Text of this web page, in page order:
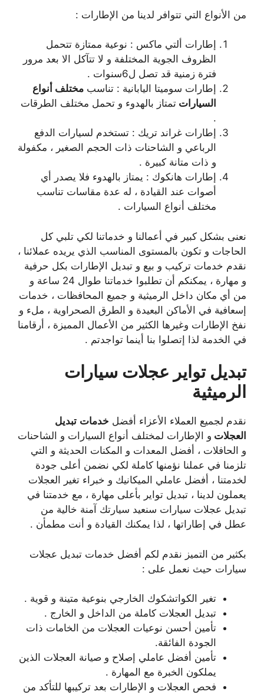
من الأنواع التي تتوافر لدينا من الإطارات :
إطارات ألتي ماكس : نوعية ممتازة تتحمل
الظروف الجوية المختلفة و لا تتآكل الا بعد مرور
فترة زمنية قد تصل ل6سنوات .
إطارات سوميتا اليابانية : تناسب مختلف أنواع
السيارات تمتاز بالهدوء و تحمل مختلف الطرقات
.
إطارات غراند تريك : تستخدم لسيارات الدفع
الرباعي و الشاحنات ذات الحجم الصغير ، مكفولة
و ذات متانة كبيرة .
إطارات هانكوك : يمتاز بالهدوء فلا يصدر أي
أصوات عند القيادة ، له عدة مقاسات تناسب
مختلف أنواع السيارات .
نعنى بشكل كبير في أعمالنا و خدماتنا لكي تلبي كل
الحاجات و تكون بالمستوى المناسب الذي يريده عملائنا ،
نقدم خدمات تركيب و بيع و تبديل الإطارات بكل حرفية
و مهارة ، يمكنكم أن تطلبوا خدماتنا طوال 24 ساعة و
من أي مكان داخل الرميثية و جميع المحافظات ، خدمات
إسعافية في الأماكن البعيدة و الطرق الصحراوية ، ملء و
نفخ الإطارات وغيرها الكثير من الأعمال المميزة ، أرقامنا
في الخدمة لذا إتصلوا بنا أينما تواجدتم .
تبديل تواير عجلات سيارات
الرميثية
نقدم لجميع العملاء الأعزاء أفضل خدمات تبديل
العجلات و الإطارات لمختلف أنواع السيارات و الشاحنات
و الحافلات ، أفضل المعدات و المكنات الحديثة و التي
تلزمنا في عملنا نؤمنها كاملة لكي نضمن أعلى جودة
لخدمتنا ، أفضل عاملي الميكانيك و خبراء تغير العجلات
يعملون لدينا ، تبديل تواير بأعلى مهارة ، مع خدمتنا في
تبديل عجلات سيارات سنعيد سيارتك آمنة خالية من
عطل في إطاراتها ، لذا يمكنك القيادة و أنت مطمأن .
بكثير من التميز نقدم لكم أفضل خدمات تبديل عجلات
سيارات حيث نعمل على :
تغير الكواتشكوك الخارجي بنوعية متينة و قوية .
تبديل العجلات كاملة من الداخل و الخارج .
تأمين أحسن نوعيات العجلات من الخامات ذات
الجودة الفائقة.
تأمين أفضل عاملي إصلاح و صيانة العجلات الذين
يملكون الخبرة مع المهارة .
فحص العجلات و الإطارات بعد تركيبها للتأكد من